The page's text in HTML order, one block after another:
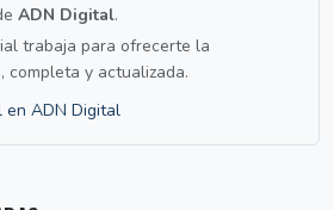
ADN Digital.
trabaja para ofrecerte la
completa y actualizada.
en ADN Digital